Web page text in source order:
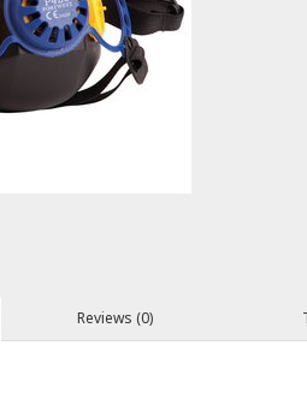
Reviews (0)